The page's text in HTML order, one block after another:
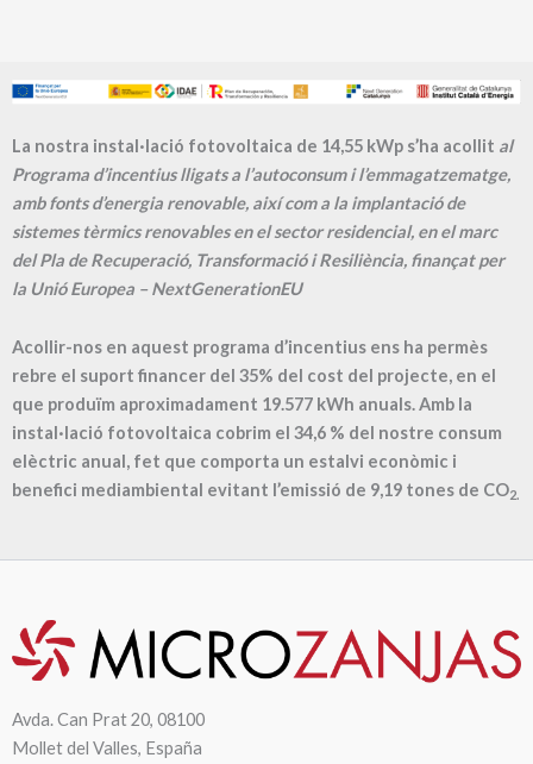
La nostra instal·lació fotovoltaica de 14,55 kWp s’ha acollit al
Programa d’incentius lligats a l’autoconsum i l’emmagatzematge,
amb fonts d’energia renovable, així com a la implantació de
sistemes tèrmics renovables en el sector residencial, en el marc
del Pla de Recuperació, Transformació i Resiliència, finançat per
la Unió Europea – NextGenerationEU
Acollir-nos en aquest programa d’incentius ens ha permès
rebre el suport financer del 35% del cost del projecte, en el
que produïm aproximadament 19.577 kWh anuals. Amb la
instal·lació fotovoltaica cobrim el 34,6 % del nostre consum
elèctric anual, fet que comporta un estalvi econòmic i
benefici mediambiental evitant l’emissió de 9,19 tones de CO2.
Avda. Can Prat 20, 08100
Mollet del Valles, España